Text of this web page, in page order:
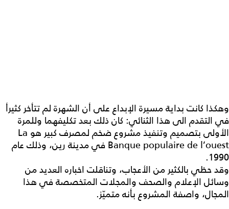
وهكذا كانت بداية مسيرة الإبداع على أن الشهرة لم تتأخر كثيرأ
في التقدم الى هذا الثنائي: كان ذلك بعد تكليفهما وللمرة
الأولى بتصميم وتنفيذ مشروع ضخم لمصرف كبير هو La
Banque populaire de l’ouest في مدينة رين، وذلك عام
1990.
وقد حظي بالكثير من الأعجاب، وتناقلت اخباره العديد من
وسائل الإعلام والصحف والمجلات المتخصصة في هذا
المجال، واصفة المشروع بأنه متميّز.